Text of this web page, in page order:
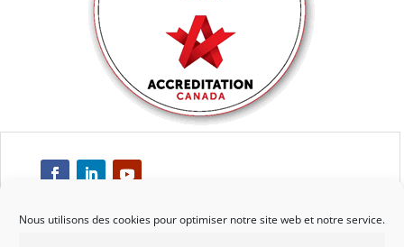
Nous utilisons des cookies pour optimiser notre site web et notre service.